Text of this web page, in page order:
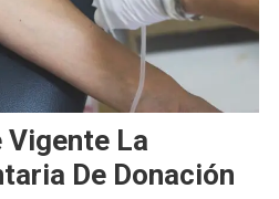
La
De Donación